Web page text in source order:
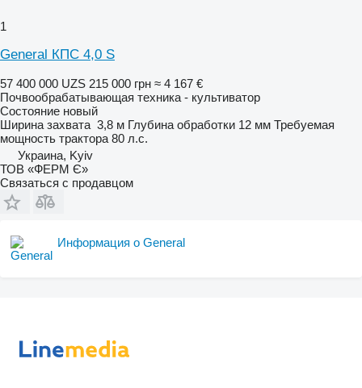
1
General КПС 4,0 S
57 400 000 UZS 215 000 грн ≈ 4 167 €
Почвообрабатывающая техника - культиватор
Состояние новый
Ширина захвата 3,8 м Глубина обработки 12 мм Требуемая
мощность трактора 80 л.с.
Украина, Kyiv
ТОВ «ФЕРМ Є»
Связаться с продавцом
Информация о General